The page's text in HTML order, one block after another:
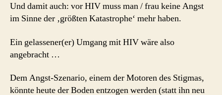
Und damit auch: vor HIV muss man / frau keine Angst
im Sinne der ‚größten Katastrophe‘ mehr haben.
Ein gelassener(er) Umgang mit HIV wäre also
angebracht …
Dem Angst-Szenario, einem der Motoren des Stigmas,
könnte heute der Boden entzogen werden (statt ihn neu